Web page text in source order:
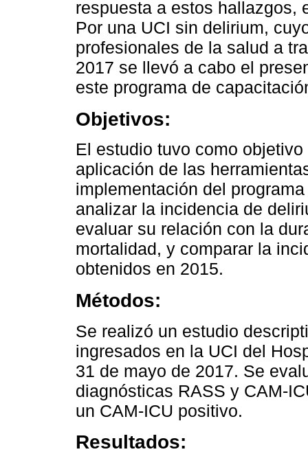
respuesta a estos hallazgos,
Por una UCI sin delirium,
profesionales de la salud a
2017 se llevó a cabo el
este programa de
Objetivos:
El estudio tuvo como
aplicación de las
implementación del
analizar la incidencia de
evaluar su relación con la
mortalidad, y comparar la
obtenidos en 2015.
Métodos:
Se realizó un estudio
ingresados en la UCI del
31 de mayo de 2017. Se
diagnósticas RASS y CAM-
un CAM-ICU positivo.
Resultados: